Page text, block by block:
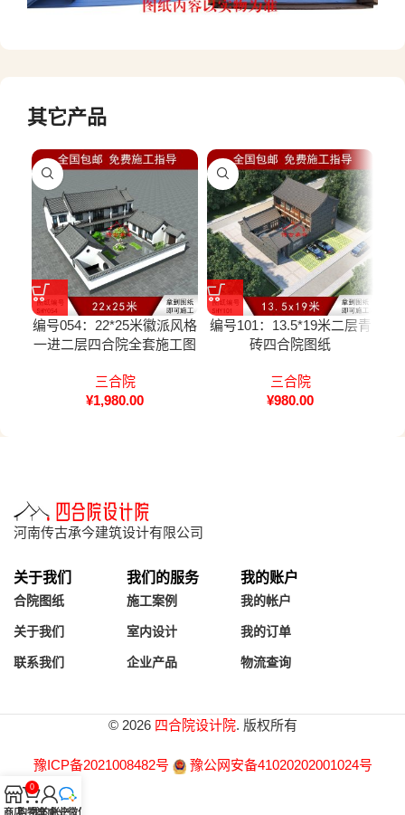
其它产品
编号054：22*25米徽派风格
一进二层四合院全套施工图
三合院
¥1,980.00
编号101：13.5*19米二层青
砖四合院图纸
三合院
¥980.00
河南传古承今建筑设计有限公司
关于我们
合院图纸
关于我们
联系我们
我们的服务
施工案例
室内设计
企业产品
我的账户
我的帐户
我的订单
物流查询
© 2026 四合院设计院. 版权所有
豫ICP备2021008482号 豫公网安备41020202001024号
商店
0
购物车我的帐户
企业微信